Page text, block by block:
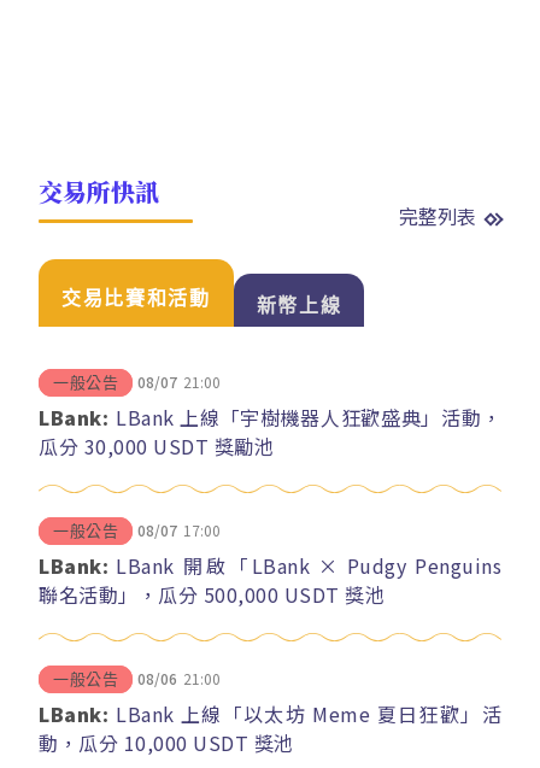
交易所快訊
完整列表
交易比賽和活動 新幣上線
一般公告 08/07 21:00
LBank: LBank 上線「宇樹機器人狂歡盛典」活動，
瓜分 30,000 USDT 獎勵池
一般公告 08/07 17:00
LBank: LBank 開啟「LBank × Pudgy Penguins
聯名活動」，瓜分 500,000 USDT 獎池
一般公告 08/06 21:00
LBank: LBank 上線「以太坊 Meme 夏日狂歡」活
動，瓜分 10,000 USDT 獎池